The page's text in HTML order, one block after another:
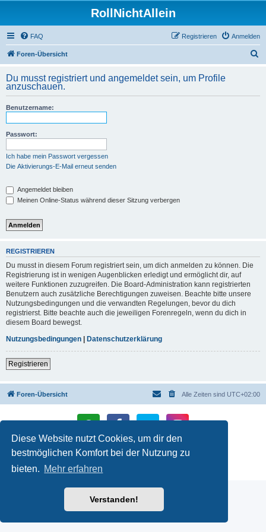
Diese Website nutzt Cookies, um dir den
bestmöglichen Komfort bei der Nutzung zu
bieten. Mehr erfahren
Verstanden!
RollNichtAllein
FAQ Anmelden
Registrieren
Foren-Übersicht
h
Du musst registriert und angemeldet sein, um Profile
anzuschauen.
Benutzername:
Passwort:
Ich habe mein Passwort vergessen
Die Aktivierungs-E-Mail erneut senden
Angemeldet bleiben
Meinen Online-Status während dieser Sitzung verbergen
REGISTRIEREN
Du musst in diesem Forum registriert sein, um dich anmelden zu können. Die
Registrierung ist in wenigen Augenblicken erledigt und ermöglicht dir, auf
weitere Funktionen zuzugreifen. Die Board-Administration kann registrierten
Benutzern auch zusätzliche Berechtigungen zuweisen. Beachte bitte unsere
Nutzungsbedingungen und die verwandten Regelungen, bevor du dich
registrierst. Bitte beachte auch die jeweiligen Forenregeln, wenn du dich in
diesem Board bewegst.
Nutzungsbedingungen | Datenschutzerklärung
Registrieren
Foren-Übersicht Alle Zeiten sind UTC+02:00
Deutsche Übersetzung durchphpBB.de
Datenschutz